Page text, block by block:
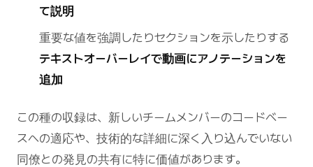
て説明
重要な値を強調したりセクションを示したりする
テキストオーバーレイで動画にアノテーションを
追加
この種の収録は、新しいチームメンバーのコードベー
スへの適応や、技術的な詳細に深く入り込んでいない
同僚との発見の共有に特に価値があります。